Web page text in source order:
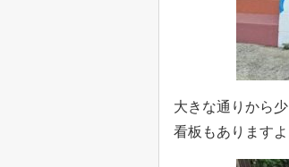
大きな通りから
看板もありますよ